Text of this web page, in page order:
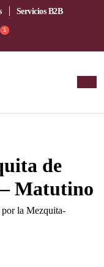
Servicios B2B
1
de
Matutino
la Mezquita-